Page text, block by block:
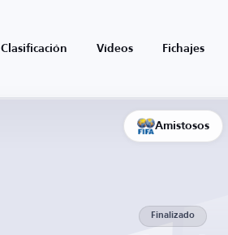
Clasificación Vídeos Fichajes
Amistosos
Finalizado